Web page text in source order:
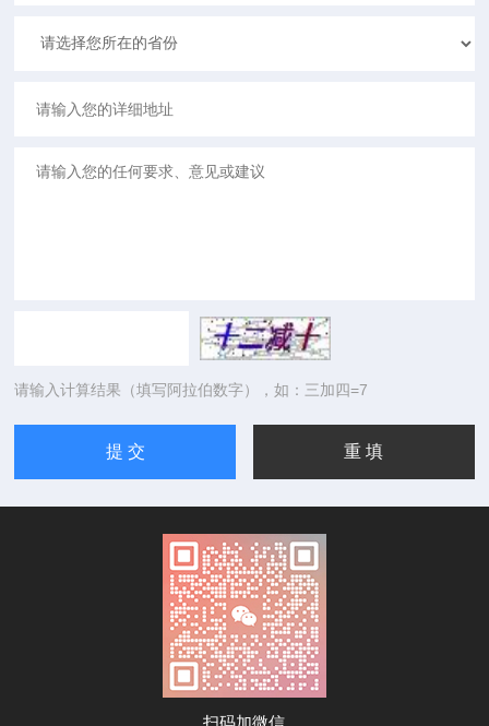
请输入计算结果（填写阿拉伯数字），如：三加四=7
扫码加微信